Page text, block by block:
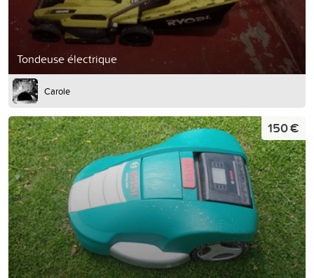
Tondeuse électrique
Carole
150 €